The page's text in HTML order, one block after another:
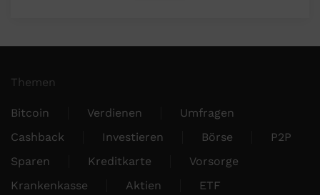
Themen
Bitcoin Verdienen
Umfragen
Cashback
Investieren Börse
P2P
Sparen
Kreditkarte
Vorsorge
Krankenkasse
Aktien ETF